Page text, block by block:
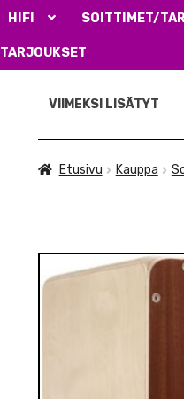
HIFI SOITTIMET/
TARJOUKSET
navigointiin
sisältöön
VIIMEKSI LISÄTYT
Etusivu Kauppa